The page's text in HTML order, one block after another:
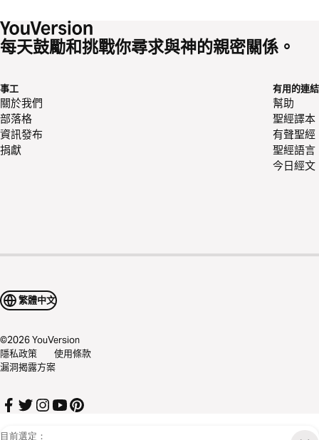
目前選定：
每天鼓勵和挑戰你尋求與神的親密關係。
事工
關於我們
部落格
資訊發布
捐獻
有用的連結
幫助
聖經譯本
有聲聖經
聖經語言
今日經文
繁體中文
©2026YouVersion
隱私政策
使用條款
漏洞揭露方案